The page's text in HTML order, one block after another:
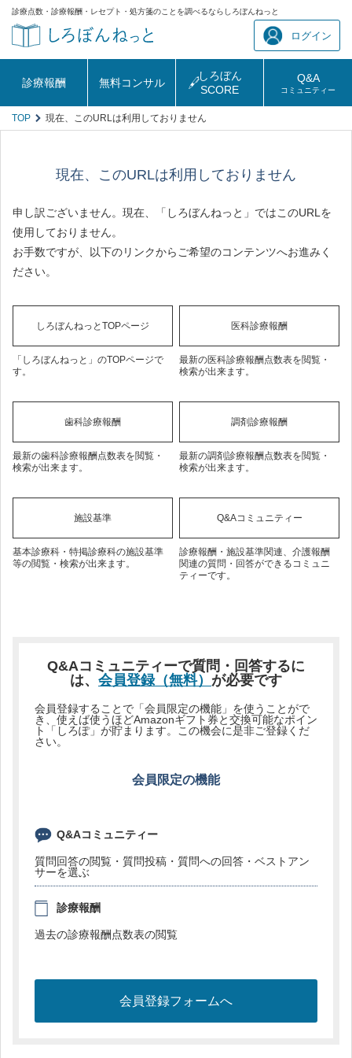
診療点数・診療報酬・レセプト・処方箋のことを調べるならしろぼんねっと
ログイン
診療報酬 無料コンサル
しろぼん
SCORE
Q&A
コミュニティー
TOP 現在、このURLは利用しておりません
現在、このURLは利用しておりません
申し訳ございません。現在、「しろぼんねっと」ではこのURLを
使用しておりません。
お手数ですが、以下のリンクからご希望のコンテンツへお進みく
ださい。
しろぼんねっとTOPページ
「しろぼんねっと」のTOPページで
す。
医科診療報酬
最新の医科診療報酬点数表を閲覧・
検索が出来ます。
歯科診療報酬
最新の歯科診療報酬点数表を閲覧・
検索が出来ます。
調剤診療報酬
最新の調剤診療報酬点数表を閲覧・
検索が出来ます。
施設基準
基本診療科・特掲診療科の施設基準
等の閲覧・検索が出来ます。
Q&Aコミュニティー
診療報酬・施設基準関連、介護報酬
関連の質問・回答ができるコミュニ
ティーです。
Q&Aコミュニティーで質問・回答するに
は、 会員登録（無料） が必要です
会員登録することで「会員限定の機能」を使うことがで
き、使えば使うほどAmazonギフト券と交換可能なポイン
ト「しろぽ」が貯まります。この機会に是非ご登録くだ
さい。
会員限定の機能
Q&Aコミュニティー
質問回答の閲覧・質問投稿・質問への回答・ベストアン
サーを選ぶ
診療報酬
過去の診療報酬点数表の閲覧
会員登録フォームへ